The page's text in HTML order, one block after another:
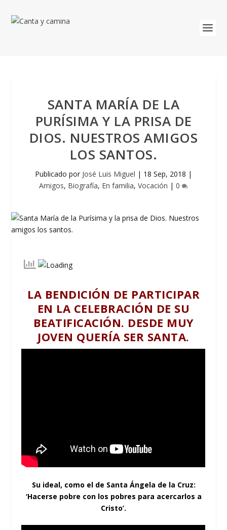
SANTA MARÍA DE LA
PURÍSIMA Y LA PRISA DE
DIOS. NUESTROS AMIGOS
LOS SANTOS.
Publicado por José Luis Miguel | 18 Sep, 2018 |
Amigos, Biografía, En familia, Vocación | 0
LA BENDICIÓN DE PARTICIPAR
EN LA CELEBRACIÓN DE SU
BEATIFICACIÓN. DESDE MUY
JOVEN QUERÍA SER SANTA.
Su ideal, como el de Santa Ángela de la Cruz:
‘Hacerse pobre con los pobres para acercarlos a
Cristo’.